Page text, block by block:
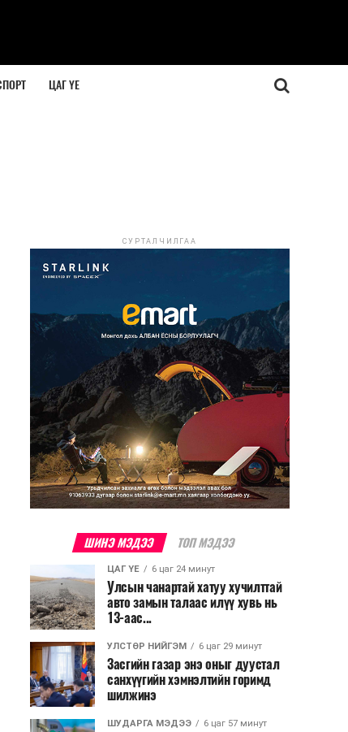
ЦАГ ҮЕ
СУРТАЛЧИЛГАА
ШИНЭ МЭДЭЭ ТОП МЭДЭЭ
ЦАГ ҮЕ 6 цаг 24 минут
Улсын чанартай хатуу хучилттай
авто замын талаас илүү хувь нь
13-аас...
УЛСТӨР НИЙГЭМ 6 цаг 29 минут
Засгийн газар энэ оныг дуустал
санхүүгийн хэмнэлтийн горимд
шилжинэ
ШУДАРГА МЭДЭЭ 6 цаг 57 минут